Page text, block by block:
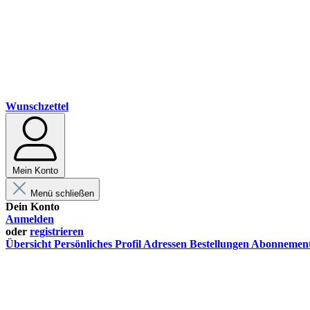
Wunschzettel
Mein Konto
Menü schließen
Dein Konto
Anmelden
oder registrieren
Übersicht Persönliches Profil Adressen Bestellungen